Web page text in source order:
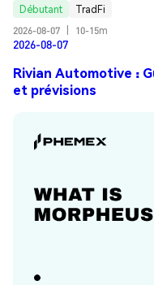
Débutant
TradFi
2026-08-07
10-15m
2026-08-07
Rivian Automotive :
et prévisions